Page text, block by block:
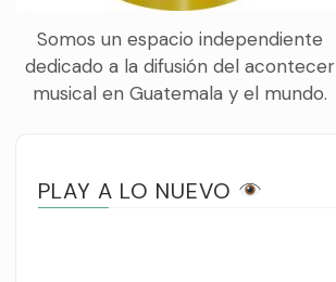
Somos un espacio independiente
dedicado a la difusión del acontecer
musical en Guatemala y el mundo.
PLAY A LO NUEVO